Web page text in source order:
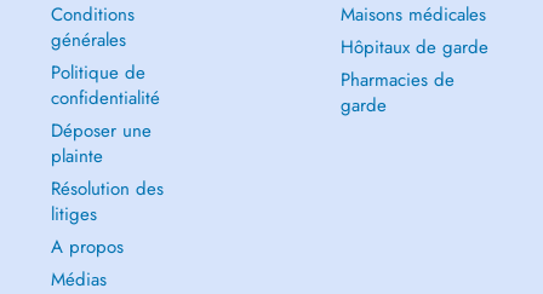
Conditions
générales
Politique de
confidentialité
Déposer une
plainte
Résolution des
litiges
A propos
Médias
Maisons médicales
Hôpitaux de garde
Pharmacies de
garde